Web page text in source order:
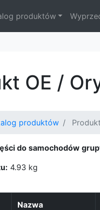
produktów
OE /
produktów
do samochodów
4.93 kg
Nazwa